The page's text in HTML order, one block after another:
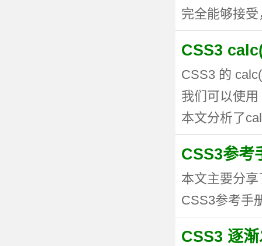
完全能够接
CSS3
CSS3 的
我们可以使
本文分析了
CSS3参考
本文主要分
CSS3参考手
CSS3 逐